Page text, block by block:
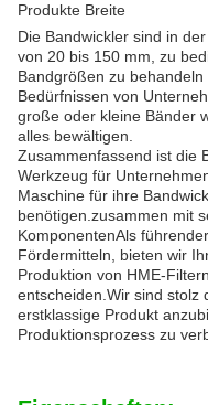
Produkte Breite
Die Bandwickler sind in
von 20 bis 150 mm, zu
Bandgrößen zu
Bedürfnissen von
große oder kleine Bänder
alles bewältigen.
Zusammenfassend ist die
Werkzeug für
Maschine für ihre
benötigen.zusammen mit
KomponentenAls
Fördermitteln, bieten wir
Produktion von HME-
entscheiden.Wir sind stolz
erstklassige Produkt
Produktionsprozess zu